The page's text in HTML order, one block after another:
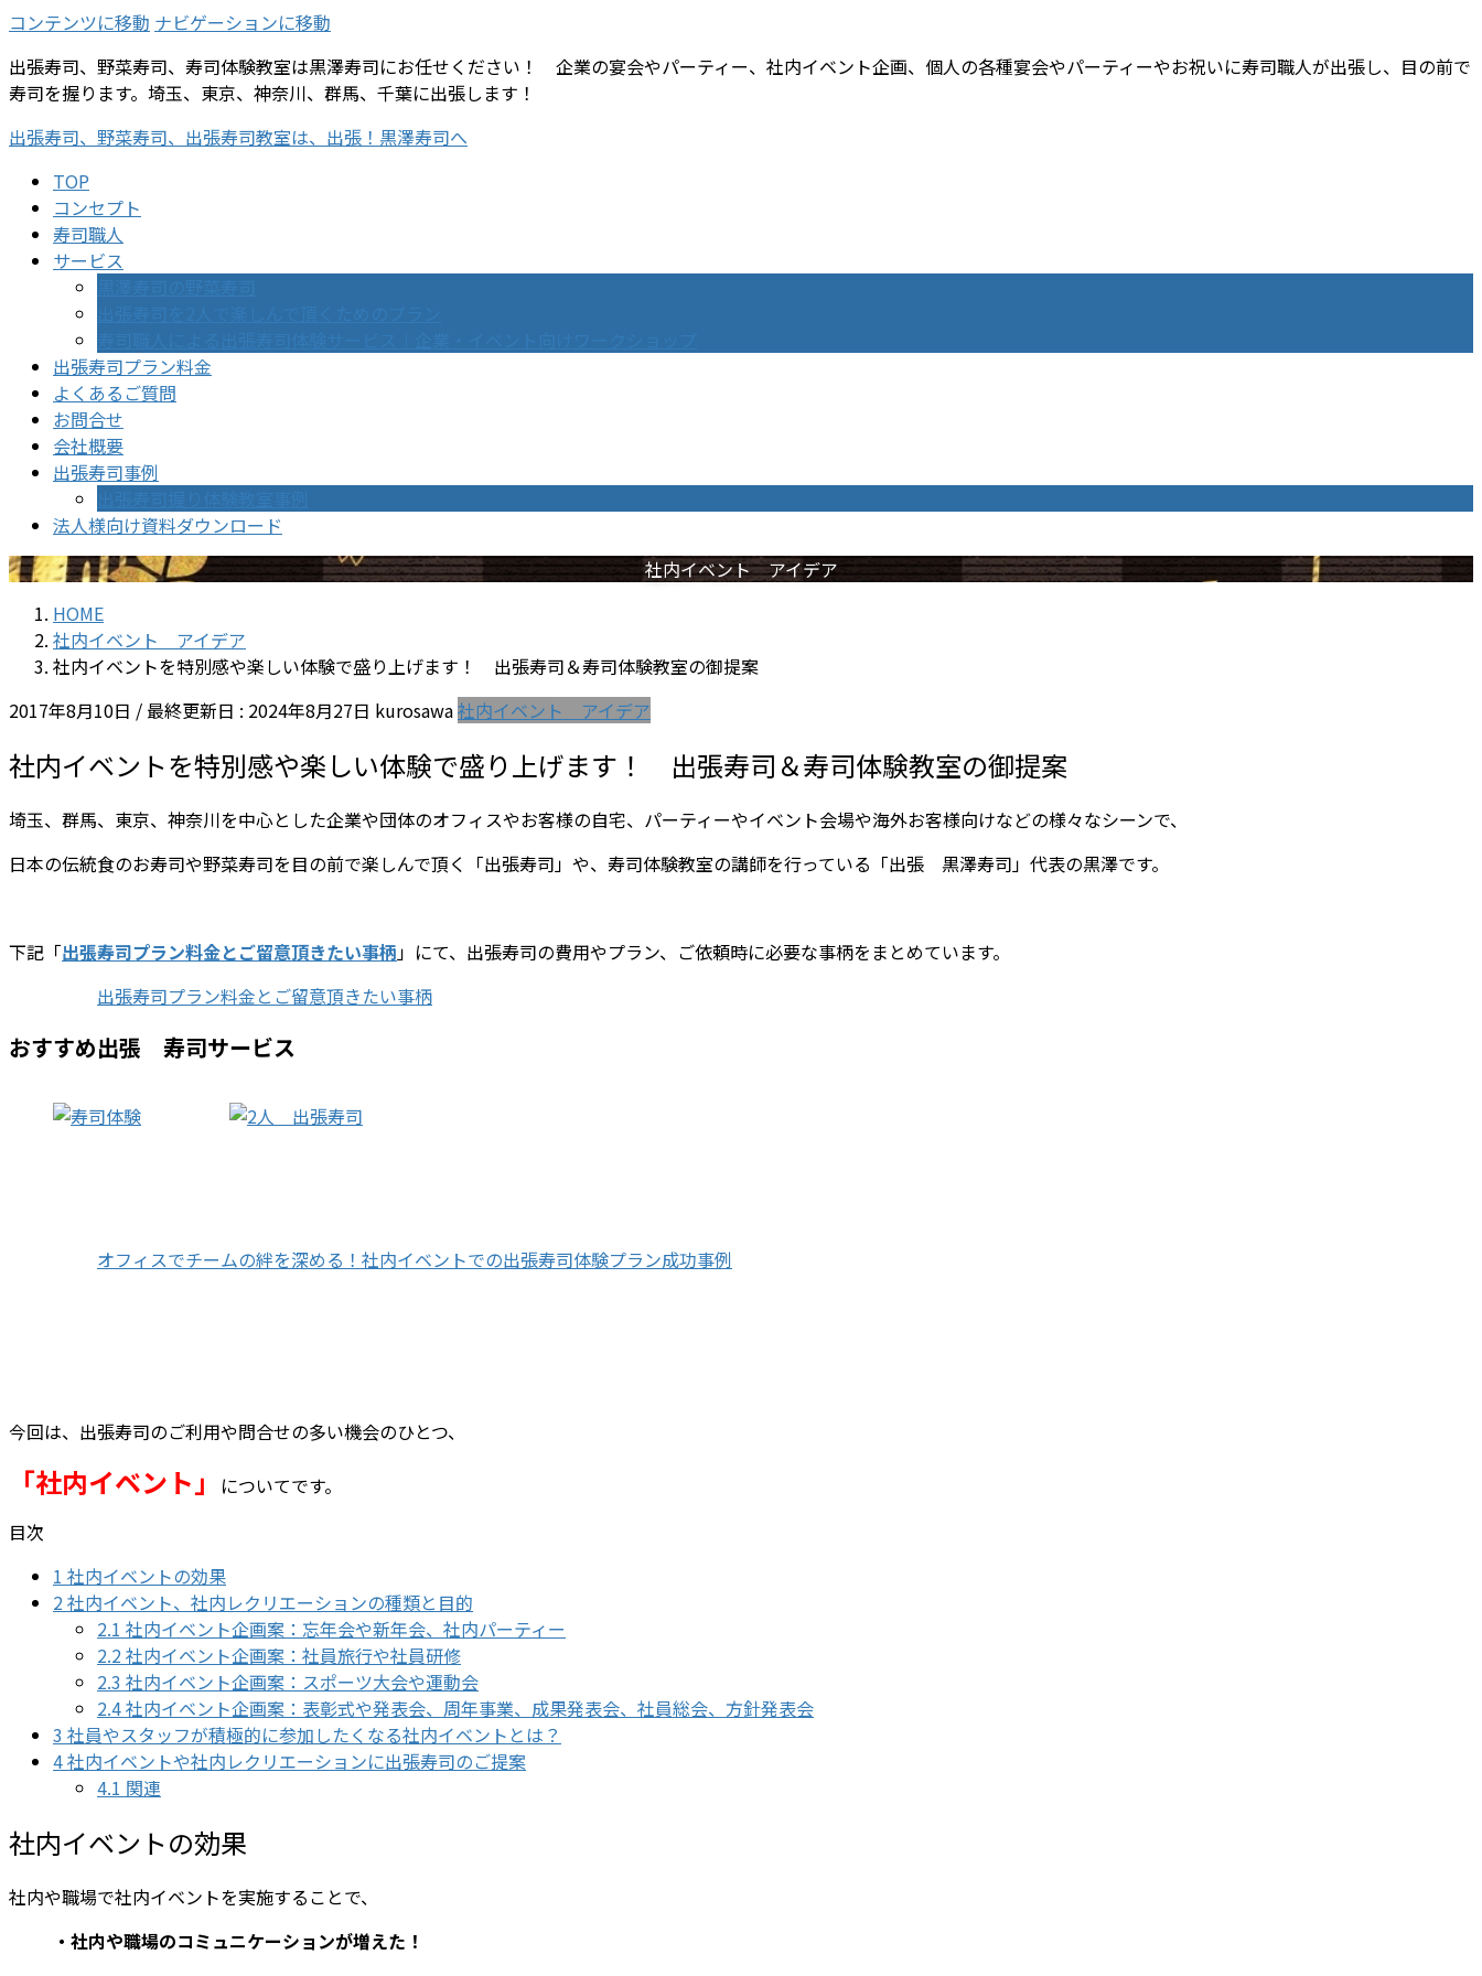
コンテンツに移動 ナビゲーションに移動
出張寿司、野菜寿司、寿司体験教室は黒澤寿司にお任せください！ 企業の宴会やパーティー、社内イベント企画、個人の各種宴会やパーティーやお祝いに寿司職人が出張し、目の前で
寿司を握ります。埼玉、東京、神奈川、群馬、千葉に出張します！
出張寿司、野菜寿司、出張寿司教室は、出張！黒澤寿司へ
TOP
コンセプト
寿司職人
サービス
出張寿司プラン料金
よくあるご質問
お問合せ
会社概要
出張寿司事例
法人様向け資料ダウンロード
社内イベント アイデア
HOME
社内イベント アイデア
社内イベントを特別感や楽しい体験で盛り上げます！ 出張寿司＆寿司体験教室の御提案
2017年8月10日 / 最終更新日 : 2024年8月27日 kurosawa社内イベント アイデア
社内イベントを特別感や楽しい体験で盛り上げます！ 出張寿司＆寿司体験教室の御提案
埼玉、群馬、東京、神奈川を中心とした企業や団体のオフィスやお客様の自宅、パーティーやイベント会場や海外お客様向けなどの様々なシーンで、
日本の伝統食のお寿司や野菜寿司を目の前で楽しんで頂く「出張寿司」や、寿司体験教室の講師を行っている「出張 黒澤寿司」代表の黒澤です。
下記「出張寿司プラン料金とご留意頂きたい事柄」にて、出張寿司の費用やプラン、ご依頼時に必要な事柄をまとめています。
出張寿司プラン料金とご留意頂きたい事柄
おすすめ出張 寿司サービス
オフィスでチームの絆を深める！社内イベントでの出張寿司体験プラン成功事例
今回は、出張寿司のご利用や問合せの多い機会のひとつ、
「社内イベント」
についてです。
目次
1 社内イベントの効果
2社内イベント、社内レクリエーションの種類と目的
2.1 社内イベント企画案：忘年会や新年会、社内パーティー
2.2社内イベント企画案：社員旅行や社員研修
2.3 社内イベント企画案：スポーツ大会や運動会
2.4社内イベント企画案：表彰式や発表会、周年事業、成果発表会、社員総会、方針発表会
3 社員やスタッフが積極的に参加したくなる社内イベントとは？
4社内イベントや社内レクリエーションに出張寿司のご提案
4.1 関連
社内イベントの効果
社内や職場で社内イベントを実施することで、
・社内や職場のコミュニケーションが増えた！